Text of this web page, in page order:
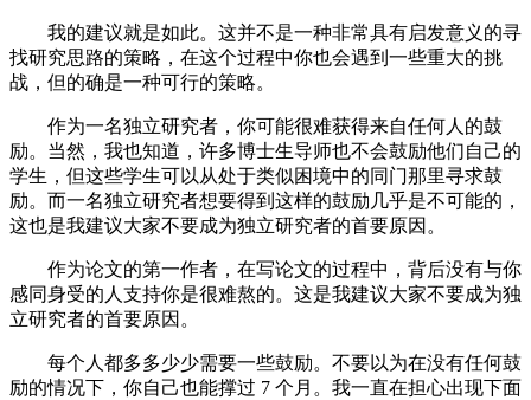
我的建议就是如此。这并不是一种非常具有启发意义的寻
找研究思路的策略，在这个过程中你也会遇到一些重大的挑
战，但的确是一种可行的策略。
作为一名独立研究者，你可能很难获得来自任何人的鼓
励。当然，我也知道，许多博士生导师也不会鼓励他们自己的
学生，但这些学生可以从处于类似困境中的同门那里寻求鼓
励。而一名独立研究者想要得到这样的鼓励几乎是不可能的，
这也是我建议大家不要成为独立研究者的首要原因。
作为论文的第一作者，在写论文的过程中，背后没有与你
感同身受的人支持你是很难熬的。这是我建议大家不要成为独
立研究者的首要原因。
每个人都多多少少需要一些鼓励。不要以为在没有任何鼓
励的情况下，你自己也能撑过 7 个月。我一直在担心出现下面